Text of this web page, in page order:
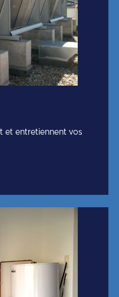
et entretiennent vos